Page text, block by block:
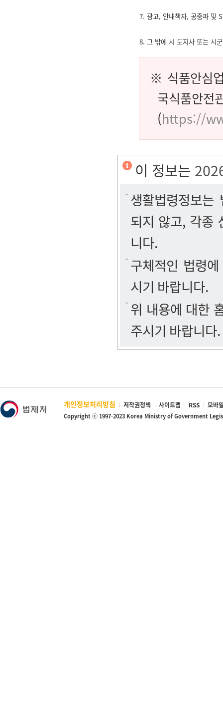
7. 광고, 안내책자, 공중파 및
8. 그 밖에 시 도지사 또는 시
※ 식품안심
국식
(https://
이 정보는
생활법령정보
되지 않고, 각종
니다.
구체적인 법령
시기 바랍니다.
위 내용에 대한
주시기 바랍니다.
개인정보처리방침 저작권정책 사이트맵 RSS 모바
Copyright ⓒ 1997-2023 Korea Ministry of Government